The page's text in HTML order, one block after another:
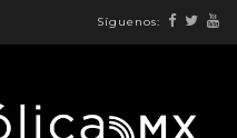
Síguenos: